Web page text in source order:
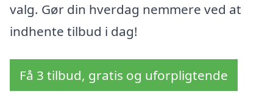
valg. Gør din hverdag nemmere ved at
indhente tilbud i dag!
Få 3 tilbud, gratis og uforpligtende